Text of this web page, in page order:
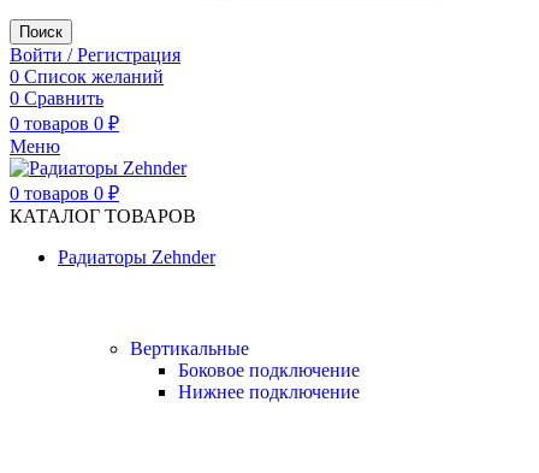
Поиск
Войти / Регистрация
0 Список желаний
0 Сравнить
0 товаров 0 ₽
Меню
0 товаров 0 ₽
КАТАЛОГ ТОВАРОВ
Радиаторы Zehnder
Вертикальные
Боковое подключение
Нижнее подключение